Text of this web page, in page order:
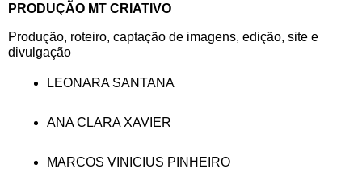
PRODUÇÃO MT CRIATIVO
Produção, roteiro, captação de imagens, edição, site e
divulgação
LEONARA SANTANA
ANA CLARA XAVIER
MARCOS VINICIUS PINHEIRO